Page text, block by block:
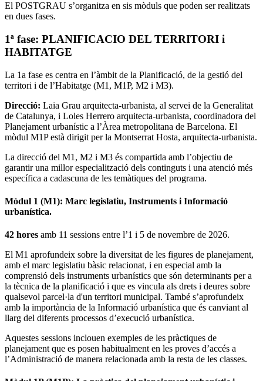
El POSTGRAU s’organitza en sis mòduls que poden ser realitzats
en dues fases.
1ª fase: PLANIFICACIO DEL TERRITORI i
HABITATGE
La 1a fase es centra en l’àmbit de la Planificació, de la gestió del
territori i de l’Habitatge (M1, M1P, M2 i M3).
Direcció: Laia Grau arquitecta-urbanista, al servei de la Generalitat
de Catalunya, i Loles Herrero arquitecta-urbanista, coordinadora del
Planejament urbanístic a l’Àrea metropolitana de Barcelona. El
mòdul M1P està dirigit per la Montserrat Hosta, arquitecta-urbanista.
La direcció del M1, M2 i M3 és compartida amb l’objectiu de
garantir una millor especialització dels continguts i una atenció més
específica a cadascuna de les temàtiques del programa.
Mòdul 1 (M1): Marc legislatiu, Instruments i Informació
urbanística.
42 hores amb 11 sessions entre l’1 i 5 de novembre de 2026.
El M1 aprofundeix sobre la diversitat de les figures de planejament,
amb el marc legislatiu bàsic relacionat, i en especial amb la
comprensió dels instruments urbanístics que són determinants per a
la tècnica de la planificació i que es vincula als drets i deures sobre
qualsevol parcel·la d'un territori municipal. També s’aprofundeix
amb la importància de la Informació urbanística que és canviant al
llarg del diferents processos d’execució urbanística.
Aquestes sessions inclouen exemples de les pràctiques de
planejament que es posen habitualment en les proves d’accés a
l’Administració de manera relacionada amb la resta de les classes.